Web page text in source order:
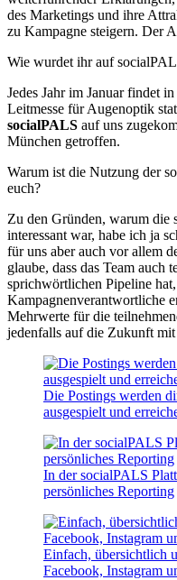
des Marketings und ihre
zu Kampagne steigern. Der
Wie wurdet ihr auf
Jedes Jahr im Januar findet
Leitmesse für Augenoptik
socialPALS auf uns
München getroffen.
Warum ist die Nutzung der
euch?
Zu den Gründen, warum die
interessant war, habe ich ja
für uns aber auch vor allem
glaube, dass das Team auch
sprichwörtlichen Pipeline
Kampagnenverantwortliche
Mehrwerte für die
jedenfalls auf die Zukunft
Die Postings werden
ausgespielt und
In der socialPALS
persönliches Reporting
Einfach, übersichtlich
Facebook, Instagram